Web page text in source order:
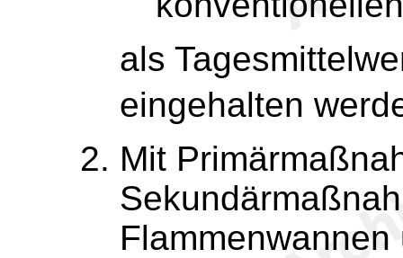
als
eingehalten
Mit